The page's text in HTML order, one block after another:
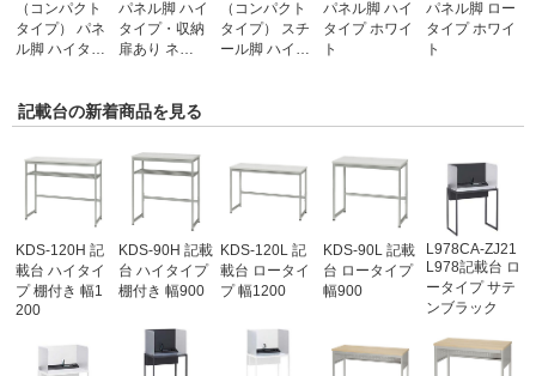
（コンパクト
タイプ） パネ
ル脚 ハイタ…
パネル脚 ハイ
タイプ・収納
扉あり ネ…
（コンパクト
タイプ） スチ
ール脚 ハイ…
パネル脚 ハイ
タイプ ホワイ
ト
パネル脚 ロー
タイプ ホワイ
ト
記載台の新着商品を見る
KDS-120H 記
載台 ハイタイ
プ 棚付き 幅1
200
KDS-90H 記載
台 ハイタイプ
棚付き 幅900
KDS-120L 記
載台 ロータイ
プ 幅1200
KDS-90L 記載
台 ロータイプ
幅900
L978CA-ZJ21
L978記載台 ロ
ータイプ サテ
ンブラック